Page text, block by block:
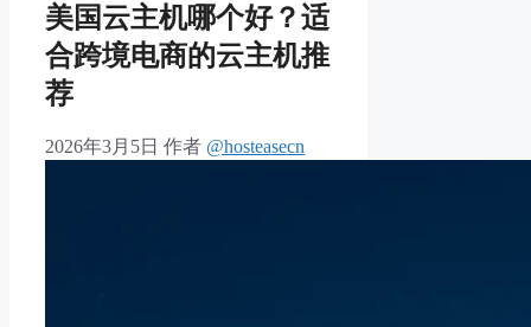
美国云主机哪个好？适
合跨境电商的云主机推
荐
2026年3月5日 作者 @hosteasecn